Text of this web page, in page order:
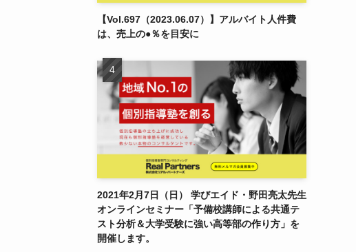
【Vol.697（2023.06.07）】アルバイト人件費
は、売上の●％を目安に
2021年2月7日（日） 学びエイド・野田亮太先生
オンラインセミナー「予備校講師による共通テ
スト分析＆大学受験に強い高等部の作り方」を
開催します。